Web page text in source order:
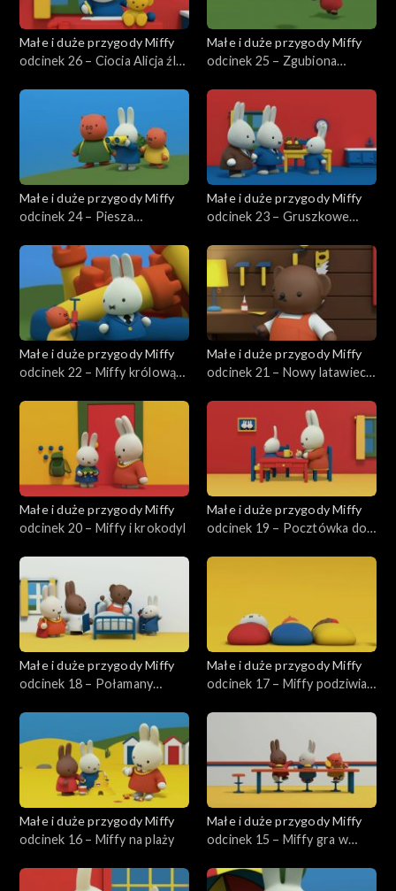
Małe i duże przygody Miffy
odcinek 26 – Ciocia Alicja źle
Małe i duże przygody Miffy
odcinek 25 – Zgubiona
Małe i duże przygody Miffy
odcinek 24 – Piesza
Małe i duże przygody Miffy
odcinek 23 – Gruszkowe
Małe i duże przygody Miffy
odcinek 22 – Miffy królową
Małe i duże przygody Miffy
odcinek 21 – Nowy latawiec
Małe i duże przygody Miffy
odcinek 20 – Miffy i krokodyl
Małe i duże przygody Miffy
odcinek 19 – Pocztówka do
Małe i duże przygody Miffy
odcinek 18 – Połamany
Małe i duże przygody Miffy
odcinek 17 – Miffy podziwia
Małe i duże przygody Miffy
odcinek 16 – Miffy na plaży
Małe i duże przygody Miffy
odcinek 15 – Miffy gra w